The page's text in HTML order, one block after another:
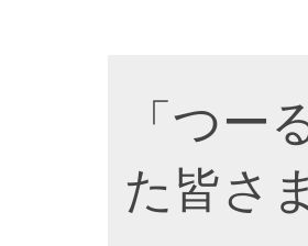
「つー
た皆さ